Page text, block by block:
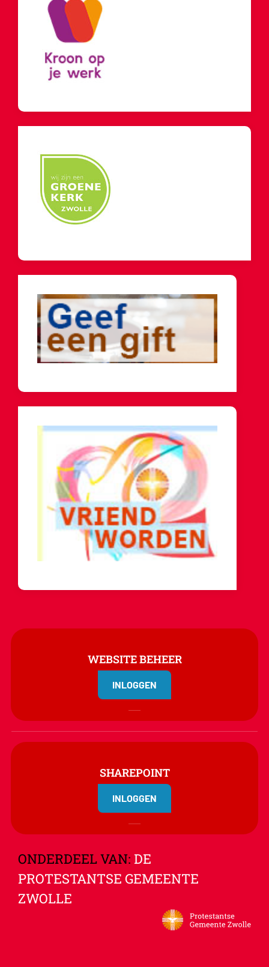
WEBSITE BEHEER
INLOGGEN
SHAREPOINT
INLOGGEN
ONDERDEEL VAN: DE
PROTESTANTSE GEMEENTE
ZWOLLE